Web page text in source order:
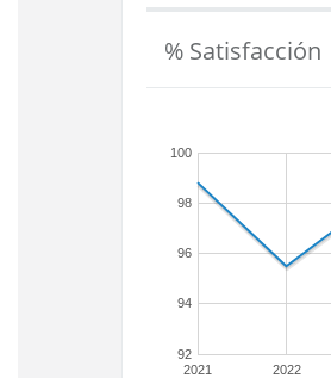
% Satisfacción
2021 2022
92
94
96
98
100